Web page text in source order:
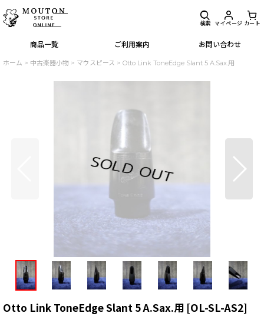
商品一覧 ご利用案内 お問い合わせ
検索 マイページ カート
ホーム > 中古楽器小物 > マウスピース > Otto Link ToneEdge Slant 5 A.Sax.用
Otto Link ToneEdge Slant 5 A.Sax.用 [OL-SL-AS2]